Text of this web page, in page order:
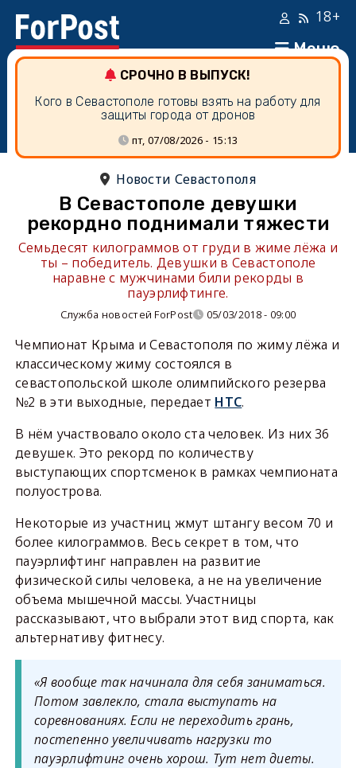
Меню
18+
СРОЧНО В ВЫПУСК!
Кого в Севастополе готовы взять на работу для
защиты города от дронов
пт, 07/08/2026 - 15:13
Новости Севастополя
В Севастополе девушки
рекордно поднимали тяжести
Семьдесят килограммов от груди в жиме лёжа и
ты – победитель. Девушки в Севастополе
наравне с мужчинами били рекорды в
пауэрлифтинге.
Служба новостей ForPost 05/03/2018 - 09:00
Чемпионат Крыма и Севастополя по жиму лёжа и
классическому жиму состоялся в
севастопольской школе олимпийского резерва
№2 в эти выходные, передает НТС.
В нём участвовало около ста человек. Из них 36
девушек. Это рекорд по количеству
выступающих спортсменок в рамках чемпионата
полуострова.
Некоторые из участниц жмут штангу весом 70 и
более килограммов. Весь секрет в том, что
пауэрлифтинг направлен на развитие
физической силы человека, а не на увеличение
объема мышечной массы. Участницы
рассказывают, что выбрали этот вид спорта, как
альтернативу фитнесу.
«Я вообще так начинала для себя заниматься.
Потом завлекло, стала выступать на
соревнованиях. Если не переходить грань,
постепенно увеличивать нагрузки то
пауэрлифтинг очень хорош. Тут нет диеты.